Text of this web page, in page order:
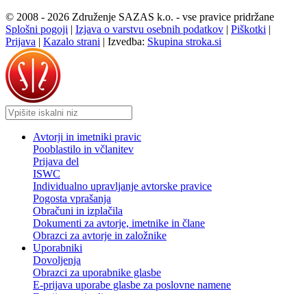
© 2008 - 2026 Združenje SAZAS k.o. - vse pravice pridržane
Splošni pogoji | Izjava o varstvu osebnih podatkov | Piškotki |
Prijava | Kazalo strani | Izvedba: Skupina stroka.si
Avtorji in imetniki pravic
Pooblastilo in včlanitev
Prijava del
ISWC
Individualno upravljanje avtorske pravice
Pogosta vprašanja
Obračuni in izplačila
Dokumenti za avtorje, imetnike in člane
Obrazci za avtorje in založnike
Uporabniki
Dovoljenja
Obrazci za uporabnike glasbe
E-prijava uporabe glasbe za poslovne namene